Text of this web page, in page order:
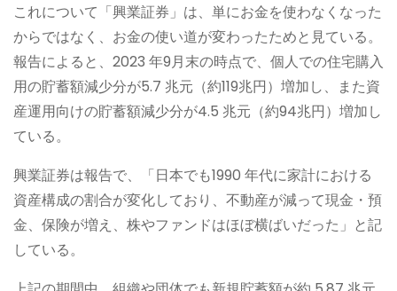
これについて「興業証券」は、単にお金を使わなくなった
からではなく、お金の使い道が変わったためと見ている。
報告によると、2023 年9月末の時点で、個人での住宅購入
用の貯蓄額減少分が5.7 兆元（約119兆円）増加し、また資
産運用向けの貯蓄額減少分が4.5 兆元（約94兆円）増加し
ている。
興業証券は報告で、「日本でも1990 年代に家計における
資産構成の割合が変化しており、不動産が減って現金・預
金、保険が増え、株やファンドはほぼ横ばいだった」と記
している。